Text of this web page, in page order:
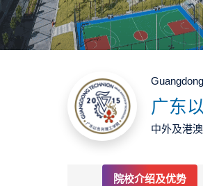
广东
中外及港
院校介绍及优势